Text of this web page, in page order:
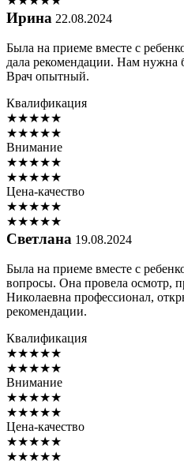
Ирина 22.08.2024
Была на приеме вместе с
дала рекомендации. Нам нужна
Врач опытный.
Квалификация
★★★★★
★★★★★
Внимание
★★★★★
★★★★★
Цена-качество
★★★★★
★★★★★
Светлана 19.08.2024
Была на приеме вместе с
вопросы. Она провела осмотр,
Николаевна профессионал,
рекомендации.
Квалификация
★★★★★
★★★★★
Внимание
★★★★★
★★★★★
Цена-качество
★★★★★
★★★★★